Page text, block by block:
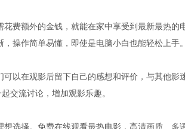
费额外的金钱，就能在家中享受到最新最热的
操作简单易懂，即使是电脑小白也能轻松上手。
以在观影后留下自己的感想和评价，与其他影
交流讨论，增加观影乐趣。
选择。免费在线观看最热电影，高清画质、多